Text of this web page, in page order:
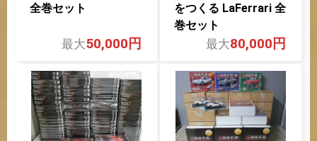
全巻セット
50,000円
をつくる LaFerrari 全
巻セット
80,000円